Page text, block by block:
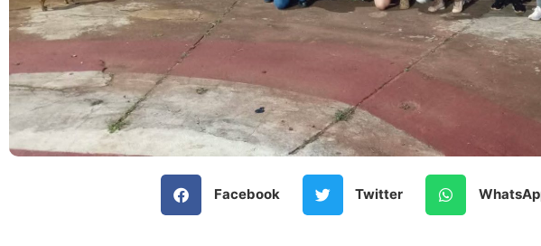
Facebook Twitter